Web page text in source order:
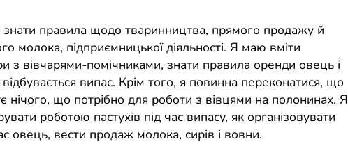
правила щодо тваринництва, прямого продажу й
молока, підприємницької діяльності. Я маю вміти
з вівчарями-помічниками, знати правила оренди овець і
випас. Крім того, я повинна переконатися, що
нічого, що потрібно для роботи з вівцями на полонинах. Я
роботою пастухів під час випасу, як організовувати
овець, вести продаж молока, сирів і вовни.